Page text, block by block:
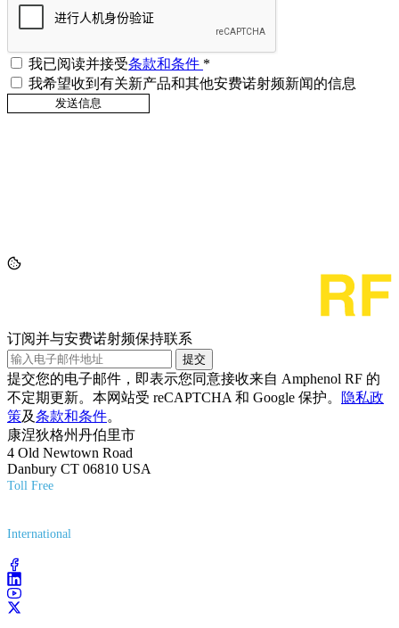
我已阅读并接受条款和条件 *
我希望收到有关新产品和其他安费诺射频新闻的信息
订阅并与安费诺射频保持联系
提交
提交您的电子邮件，即表示您同意接收来自 Amphenol RF 的
不定期更新。本网站受 reCAPTCHA 和 Google 保护。
隐私政
策及条款和条件。
康涅狄格州丹伯里市
4 Old Newtown Road
Danbury CT 06810 USA
Toll Free
International